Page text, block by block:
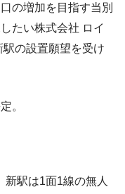
の増加を目指す当別
たい株式会社 ロイ
の設置願望を受け
。
新駅は1面1線の無人